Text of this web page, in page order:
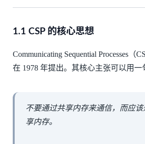
1.1 CSP 的核心思想
Communicating Sequential Processes（
在 1978 年提出。其核心主张可以用一
不要通过共享内存来通信，而应
享内存。